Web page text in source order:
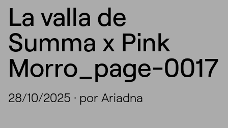
La valla de
Summa x Pink
Morro_page-0017
28/10/2025 · por Ariadna